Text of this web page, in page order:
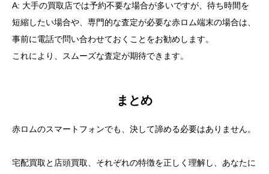
A: 大手の買取店では予約不要な場合が多いですが、待ち時間を
短縮したい場合や、専門的な査定が必要な赤ロム端末の場合は、
事前に電話で問い合わせておくことをお勧めします。
これにより、スムーズな査定が期待できます。
まとめ
赤ロムのスマートフォンでも、決して諦める必要はありません。
宅配買取と店頭買取、それぞれの特徴を正しく理解し、あなたに